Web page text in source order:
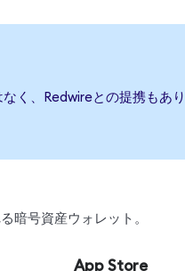
く、Redwireとの提携もあ
暗号資産ウォレット。
App Store